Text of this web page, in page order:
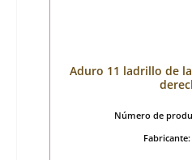
Aduro 11 ladrillo de
Número de
Fabricante: